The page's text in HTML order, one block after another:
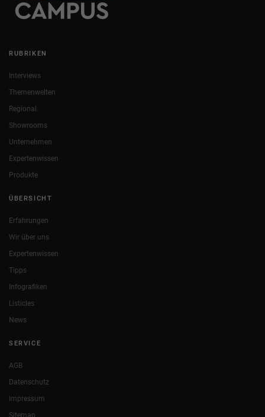
RUBRIKEN
Interviews
Themenwelten
Regional
Showrooms
Unternehmen
Expertenwissen
Produkte
ÜBERSICHT
Erfahrungen
Wir über uns
Expertenwissen
Tipps
Infografiken
Listicles
News
SERVICE
AGB
Datenschutz
Impressum
Sitemap